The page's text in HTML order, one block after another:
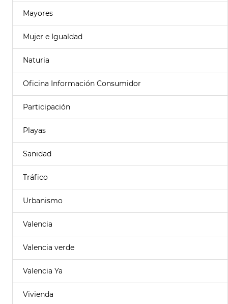
Mayores
Mujer e Igualdad
Naturia
Oficina Información Consumidor
Participación
Playas
Sanidad
Tráfico
Urbanismo
Valencia
Valencia verde
Valencia Ya
Vivienda